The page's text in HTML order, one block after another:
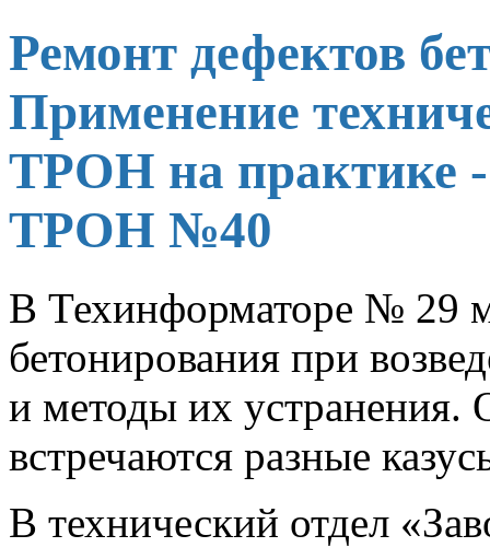
Ремонт дефектов
Применение
ТРОН на практике
ТРОН №40
В Техинформаторе № 29
бетонирования при
и методы их устранения.
встречаются разные
В технический отдел